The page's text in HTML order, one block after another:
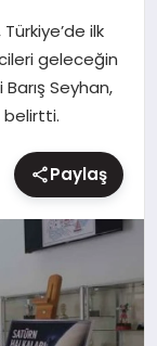
ilk
geleceğin
Barış Seyhan,
belirtti.
Paylaş